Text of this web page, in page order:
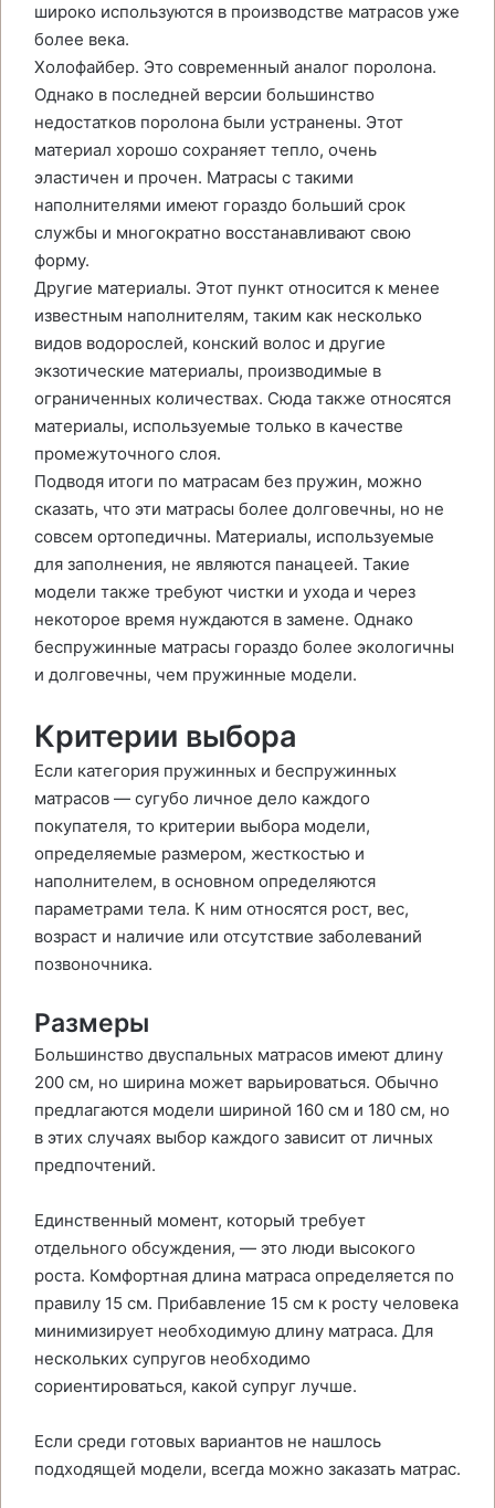
широко используются в производстве матрасов уже
более века.
Холофайбер. Это современный аналог поролона.
Однако в последней версии большинство
недостатков поролона были устранены. Этот
материал хорошо сохраняет тепло, очень
эластичен и прочен. Матрасы с такими
наполнителями имеют гораздо больший срок
службы и многократно восстанавливают свою
форму.
Другие материалы. Этот пункт относится к менее
известным наполнителям, таким как несколько
видов водорослей, конский волос и другие
экзотические материалы, производимые в
ограниченных количествах. Сюда также относятся
материалы, используемые только в качестве
промежуточного слоя.
Подводя итоги по матрасам без пружин, можно
сказать, что эти матрасы более долговечны, но не
совсем ортопедичны. Материалы, используемые
для заполнения, не являются панацеей. Такие
модели также требуют чистки и ухода и через
некоторое время нуждаются в замене. Однако
беспружинные матрасы гораздо более экологичны
и долговечны, чем пружинные модели.
Критерии выбора
Если категория пружинных и беспружинных
матрасов — сугубо личное дело каждого
покупателя, то критерии выбора модели,
определяемые размером, жесткостью и
наполнителем, в основном определяются
параметрами тела. К ним относятся рост, вес,
возраст и наличие или отсутствие заболеваний
позвоночника.
Размеры
Большинство двуспальных матрасов имеют длину
200 см, но ширина может варьироваться. Обычно
предлагаются модели шириной 160 см и 180 см, но
в этих случаях выбор каждого зависит от личных
предпочтений.
Единственный момент, который требует
отдельного обсуждения, — это люди высокого
роста. Комфортная длина матраса определяется по
правилу 15 см. Прибавление 15 см к росту человека
минимизирует необходимую длину матраса. Для
нескольких супругов необходимо
сориентироваться, какой супруг лучше.
Если среди готовых вариантов не нашлось
подходящей модели, всегда можно заказать матрас.